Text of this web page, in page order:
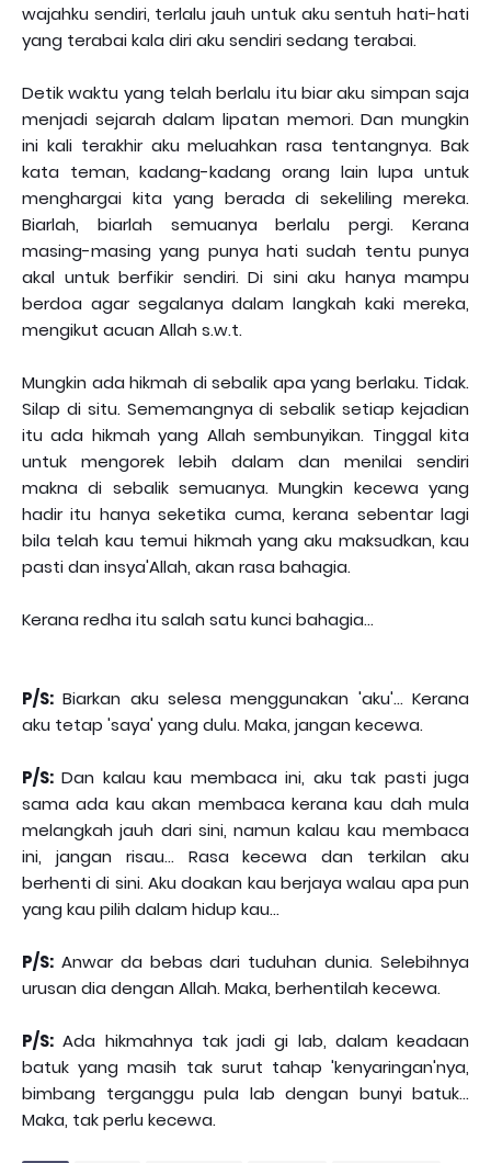
wajahku sendiri, terlalu jauh untuk aku sentuh hati-hati
yang terabai kala diri aku sendiri sedang terabai.
Detik waktu yang telah berlalu itu biar aku simpan saja
menjadi sejarah dalam lipatan memori. Dan mungkin
ini kali terakhir aku meluahkan rasa tentangnya. Bak
kata teman, kadang-kadang orang lain lupa untuk
menghargai kita yang berada di sekeliling mereka.
Biarlah, biarlah semuanya berlalu pergi. Kerana
masing-masing yang punya hati sudah tentu punya
akal untuk berfikir sendiri. Di sini aku hanya mampu
berdoa agar segalanya dalam langkah kaki mereka,
mengikut acuan Allah s.w.t.
Mungkin ada hikmah di sebalik apa yang berlaku. Tidak.
Silap di situ. Sememangnya di sebalik setiap kejadian
itu ada hikmah yang Allah sembunyikan. Tinggal kita
untuk mengorek lebih dalam dan menilai sendiri
makna di sebalik semuanya. Mungkin kecewa yang
hadir itu hanya seketika cuma, kerana sebentar lagi
bila telah kau temui hikmah yang aku maksudkan, kau
pasti dan insya'Allah, akan rasa bahagia.
Kerana redha itu salah satu kunci bahagia...
P/S: Biarkan aku selesa menggunakan 'aku'... Kerana
aku tetap 'saya' yang dulu. Maka, jangan kecewa.
P/S: Dan kalau kau membaca ini, aku tak pasti juga
sama ada kau akan membaca kerana kau dah mula
melangkah jauh dari sini, namun kalau kau membaca
ini, jangan risau... Rasa kecewa dan terkilan aku
berhenti di sini. Aku doakan kau berjaya walau apa pun
yang kau pilih dalam hidup kau...
P/S: Anwar da bebas dari tuduhan dunia. Selebihnya
urusan dia dengan Allah. Maka, berhentilah kecewa.
P/S: Ada hikmahnya tak jadi gi lab, dalam keadaan
batuk yang masih tak surut tahap 'kenyaringan'nya,
bimbang terganggu pula lab dengan bunyi batuk...
Maka, tak perlu kecewa.